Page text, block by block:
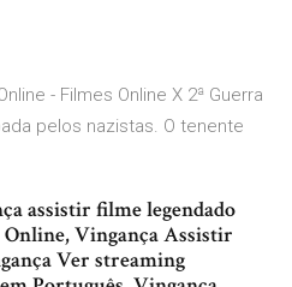
- Filmes Online X 2ª Guerra
pelos nazistas. O tenente
assistir filme legendado
Vingança Assistir
Ver streaming